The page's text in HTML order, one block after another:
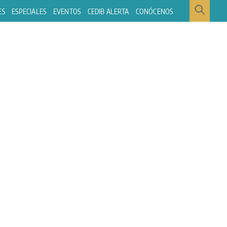
ESPECIALES EVENTOS CEDIB ALERTA CONÓCENOS